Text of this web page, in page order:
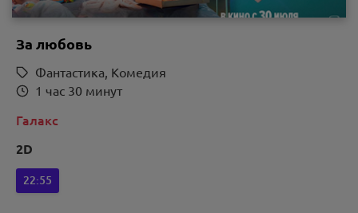
За любовь
Фантастика, Комедия
1 час 30 минут
Галакс
2D
22:55